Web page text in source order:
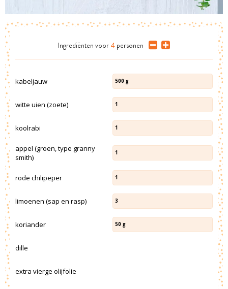
Ingrediënten voor 4 personen
kabeljauw 500 g
witte uien (zoete) 1
koolrabi 1
appel (groen, type granny
smith)
1
rode chilipeper 1
limoenen (sap en rasp) 3
koriander 50 g
dille
extra vierge olijfolie